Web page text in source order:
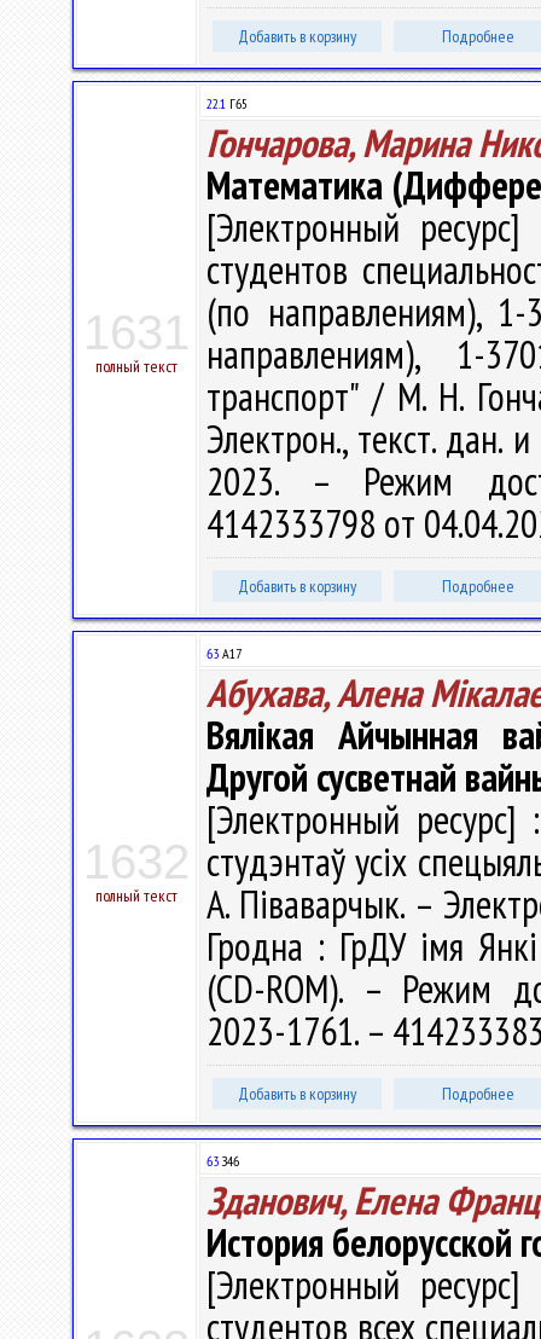
Добавить в корзину Подробнее
1631
полный текст
22.1 Г65
Гончарова, Марина
Математика
[Электронный
студентов
(по направлениям),
направлениям), 1-
транспорт" / М. Н.
Электрон., текст. дан.
2023. – Режим
4142333798 от
Добавить в корзину Подробнее
1632
полный текст
63 А17
Абухава, Алена
Вялікая Айчынная
Другой сусветнай
[Электронный ресурс]
студэнтаў усіх
А. Піваварчык. –
Гродна : ГрДУ імя
(CD-ROM). – Режим
2023-1761. –
Добавить в корзину Подробнее
63 З46
Зданович, Елена
История белорусской
[Электронный
студентов всех